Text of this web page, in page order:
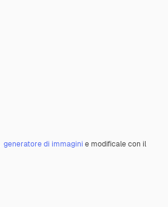
generatore di immagini e modificale con il